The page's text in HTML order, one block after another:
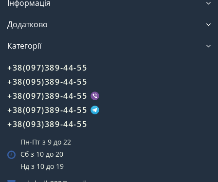
Інформація
Додатково
Категорії
+38(097)389-44-55
+38(095)389-44-55
+38(097)389-44-55
+38(097)389-44-55
+38(093)389-44-55
Пн-Пт з 9 до 22
Сб з 10 до 20
Нд з 10 до 19